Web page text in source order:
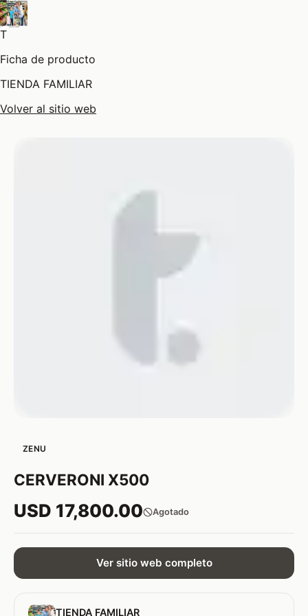
T
Ficha de producto
TIENDA FAMILIAR
Volver al sitio web
ZENU
CERVERONI X500
USD 17,800.00 Agotado
Ver sitio web completo
TIENDA FAMILIAR